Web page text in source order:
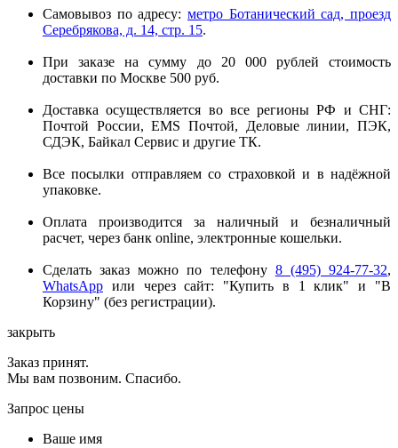
Самовывоз по адресу: метро Ботанический сад, проезд
Серебрякова, д. 14, стр. 15.
При заказе на сумму до 20 000 рублей стоимость
доставки по Москве 500 руб.
Доставка осуществляется во все регионы РФ и СНГ:
Почтой России, EMS Почтой, Деловые линии, ПЭК,
СДЭК, Байкал Сервис и другие ТК.
Все посылки отправляем со страховкой и в надёжной
упаковке.
Оплата производится за наличный и безналичный
расчет, через банк online, электронные кошельки.
Сделать заказ можно по телефону 8 (495) 924-77-32,
WhatsApp или через сайт: "Купить в 1 клик" и "В
Корзину" (без регистрации).
закрыть
Заказ принят.
Мы вам позвоним. Спасибо.
Запрос цены
Ваше имя